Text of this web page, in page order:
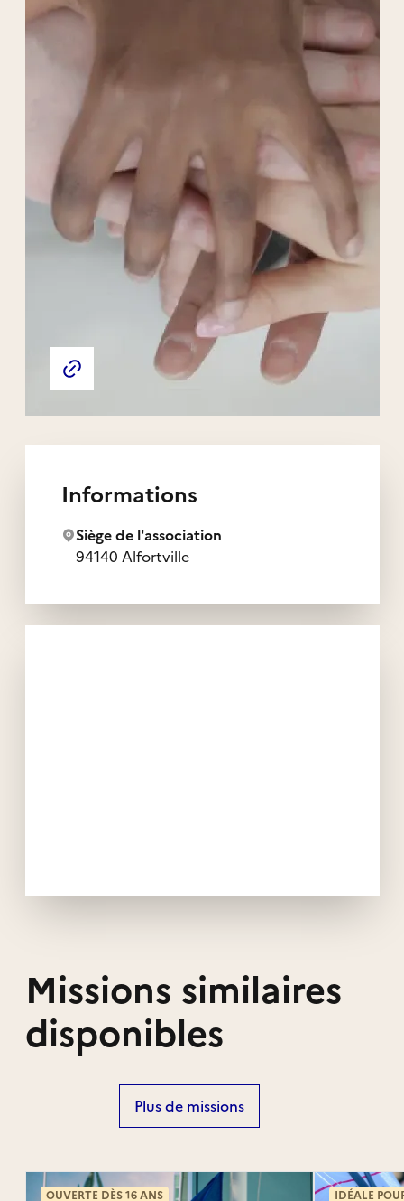
Liens externes de l'association
Site web de l'association
Informations
Siège de l'association
94140 Alfortville
Missions similaires
disponibles
Plus de missions
OUVERTE DÈS 16 ANS IDÉALE